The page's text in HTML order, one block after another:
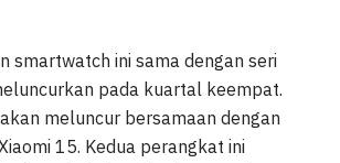
smartwatch ini sama dengan seri
pada kuartal keempat.
meluncur bersamaan dengan
15. Kedua perangkat ini